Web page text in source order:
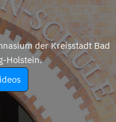
der Kreisstadt Bad
Holstein.